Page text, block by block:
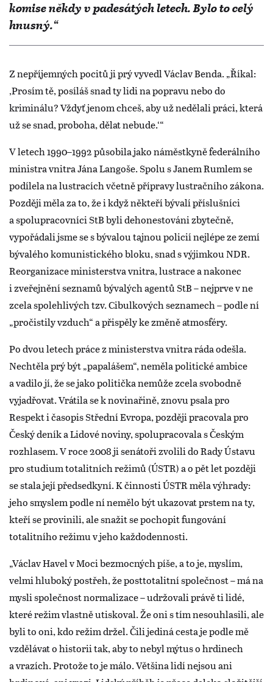
komise někdy v padesátých letech. Bylo to celý
hnusný.“
Z nepříjemných pocitů ji prý vyvedl Václav Benda. „Říkal:
‚Prosím tě, posíláš snad ty lidi na popravu nebo do
kriminálu? Vždyť jenom chceš, aby už nedělali práci, která
už se snad, proboha, dělat nebude.‘“
V letech 1990–1992 působila jako náměstkyně federálního
ministra vnitra Jána Langoše. Spolu s Janem Rumlem se
podílela na lustracích včetně přípravy lustračního zákona.
Později měla za to, že i když někteří bývalí příslušníci
a spolupracovníci StB byli dehonestováni zbytečně,
vypořádali jsme se s bývalou tajnou policií nejlépe ze zemí
bývalého komunistického bloku, snad s výjimkou NDR.
Reorganizace ministerstva vnitra, lustrace a nakonec
i zveřejnění seznamů bývalých agentů StB – nejprve v ne
zcela spolehlivých tzv. Cibulkových seznamech – podle ní
„pročistily vzduch“ a přispěly ke změně atmosféry.
Po dvou letech práce z ministerstva vnitra ráda odešla.
Nechtěla prý být „papalášem“, neměla politické ambice
a vadilo jí, že se jako politička nemůže zcela svobodně
vyjadřovat. Vrátila se k novinařině, znovu psala pro
Respekt i časopis Střední Evropa, později pracovala pro
Český deník a Lidové noviny, spolupracovala s Českým
rozhlasem. V roce 2008 ji senátoři zvolili do Rady Ústavu
pro studium totalitních režimů (ÚSTR) a o pět let později
se stala její předsedkyní. K činnosti ÚSTR měla výhrady:
jeho smyslem podle ní nemělo být ukazovat prstem na ty,
kteří se provinili, ale snažit se pochopit fungování
totalitního režimu v jeho každodennosti.
„Václav Havel v Moci bezmocných píše, a to je, myslím,
velmi hluboký postřeh, že posttotalitní společnost – má na
mysli společnost normalizace – udržovali právě ti lidé,
které režim vlastně utiskoval. Že oni s tím nesouhlasili, ale
byli to oni, kdo režim držel. Čili jediná cesta je podle mě
vzdělávat o historii tak, aby to nebyl mýtus o hrdinech
a vrazích. Protože to je málo. Většina lidí nejsou ani